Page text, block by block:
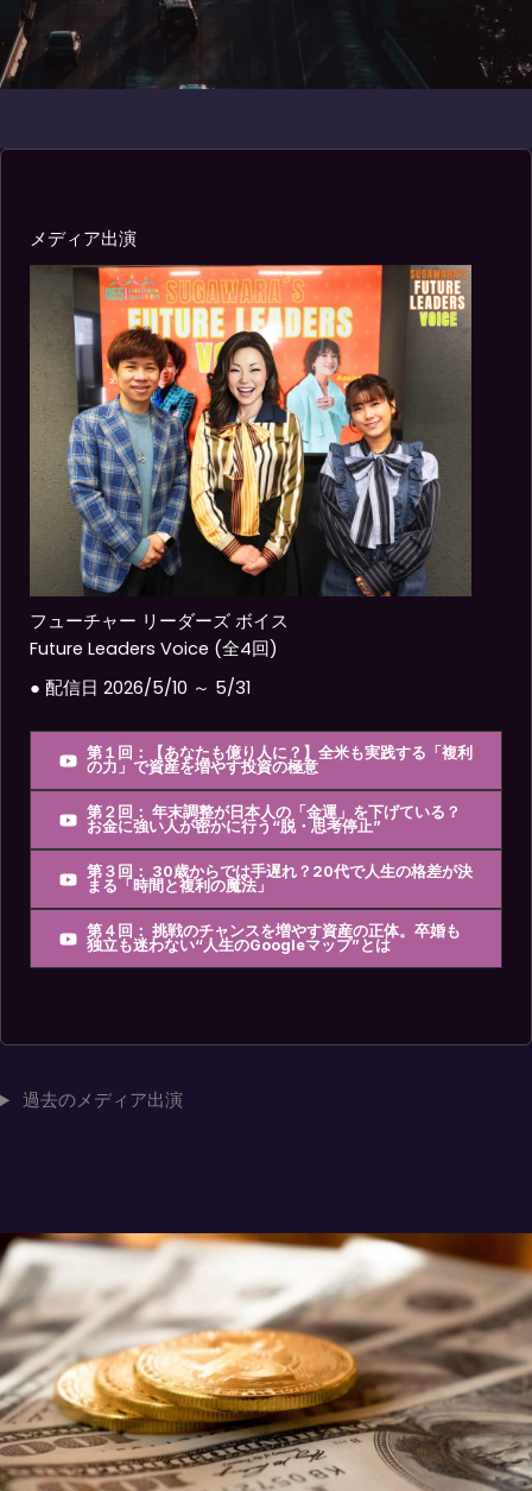
メディア出演
フューチャー リーダーズ ボイス
Future Leaders Voice (全4回)
● 配信日 2026/5/10 ～ 5/31
第１回：【あなたも億り人に？】全米も実践する「複利
の力」で資産を増やす投資の極意
第２回： 年末調整が日本人の「金運」を下げている？
お金に強い人が密かに行う“脱・思考停止”
第３回： 30歳からでは手遅れ？20代で人生の格差が決
まる「時間と複利の魔法」
第４回： 挑戦のチャンスを増やす資産の正体。卒婚も
独立も迷わない“人生のGoogleマップ”とは
過去のメディア出演